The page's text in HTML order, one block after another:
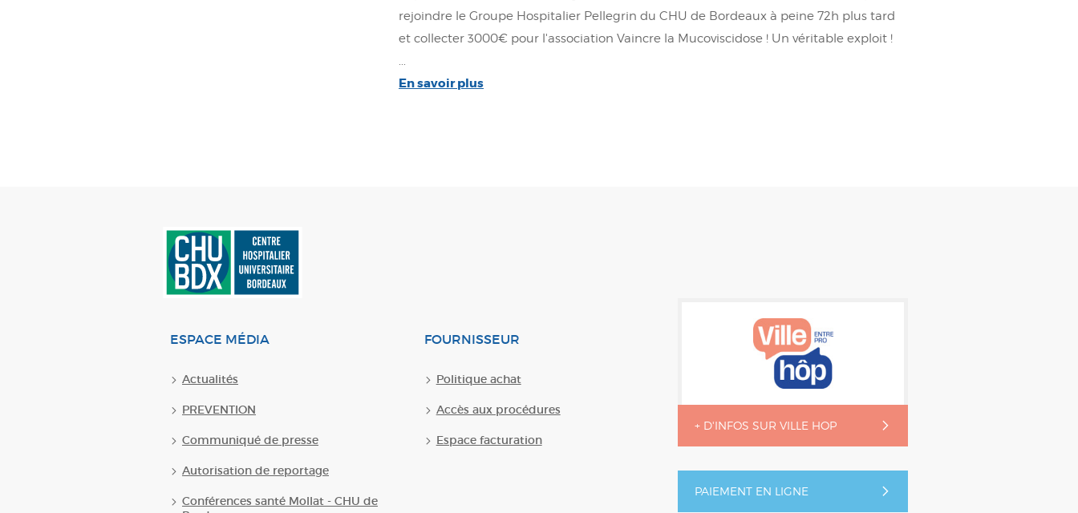
rejoindre le Groupe Hospitalier Pellegrin du CHU de Bordeaux à peine 72h plus tard
et collecter 3000€ pour l'association Vaincre la Mucoviscidose ! Un véritable exploit !
...
En savoir plus
+ D'INFOS SUR VILLE HOP
PAIEMENT EN LIGNE
ESPACE MÉDIA
Actualités
PREVENTION
Communiqué de presse
Autorisation de reportage
Conférences santé Mollat - CHU de
FOURNISSEUR
Politique achat
Accès aux procédures
Espace facturation